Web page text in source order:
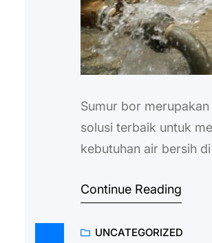
Sumur bor merupakan
solusi terbaik untuk
kebutuhan air bersih
terhadap sumber air
penduduknya masih
Continue Reading
UNCATEGORIZED